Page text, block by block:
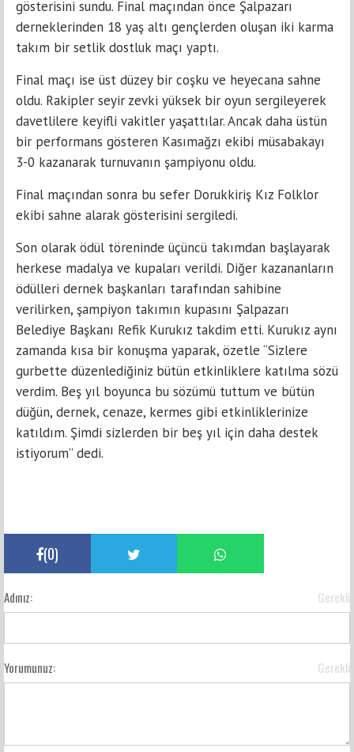
gösterisini sundu. Final maçından önce Şalpazarı
derneklerinden 18 yaş altı gençlerden oluşan iki karma
takım bir setlik dostluk maçı yaptı.
Final maçı ise üst düzey bir coşku ve heyecana sahne
oldu. Rakipler seyir zevki yüksek bir oyun sergileyerek
davetlilere keyifli vakitler yaşattılar. Ancak daha üstün
bir performans gösteren Kasımağzı ekibi müsabakayı
3-0 kazanarak turnuvanın şampiyonu oldu.
Final maçından sonra bu sefer Dorukkiriş Kız Folklor
ekibi sahne alarak gösterisini sergiledi.
Son olarak ödül töreninde üçüncü takımdan başlayarak
herkese madalya ve kupaları verildi. Diğer kazananların
ödülleri dernek başkanları tarafından sahibine
verilirken, şampiyon takımın kupasını Şalpazarı
Belediye Başkanı Refik Kurukız takdim etti. Kurukız aynı
zamanda kısa bir konuşma yaparak, özetle “Sizlere
gurbette düzenlediğiniz bütün etkinliklere katılma sözü
verdim. Beş yıl boyunca bu sözümü tuttum ve bütün
düğün, dernek, cenaze, kermes gibi etkinliklerinize
katıldım. Şimdi sizlerden bir beş yıl için daha destek
istiyorum” dedi.
(0)
Adınız: Gerekli
Yorumunuz: Gerekli